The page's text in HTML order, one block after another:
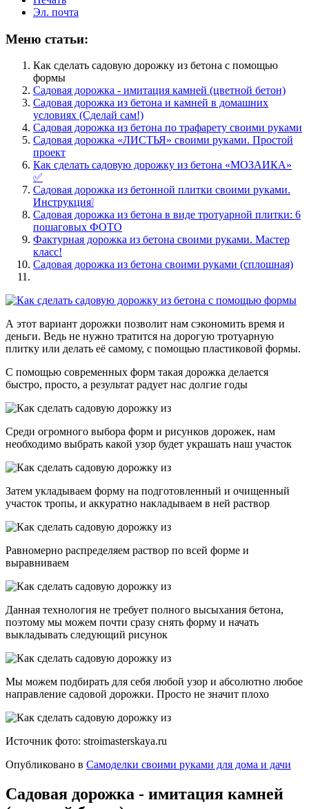
Эл. почта
Меню статьи:
Как сделать садовую дорожку из бетона с помощью
формы
Садовая дорожка - имитация камней (цветной бетон)
Садовая дорожка из бетона и камней в домашних
условиях (Сделай сам!)
Садовая дорожка из бетона по трафарету своими руками
Садовая дорожка «ЛИСТЬЯ» своими руками. Простой
проект
Как сделать садовую дорожку из бетона «МОЗАИКА»
✅
Садовая дорожка из бетонной плитки своими руками.
Инструкция❕
Садовая дорожка из бетона в виде тротуарной плитки: 6
пошаговых ФОТО
Фактурная дорожка из бетона своими руками. Мастер
класс!
Садовая дорожка из бетона своими руками (сплошная)
А этот вариант дорожки позволит нам сэкономить время и
деньги. Ведь не нужно тратится на дорогую тротуарную
плитку или делать её самому, с помощью пластиковой формы.
С помощью современных форм такая дорожка делается
быстро, просто, а результат радует нас долгие годы
Среди огромного выбора форм и рисунков дорожек, нам
необходимо выбрать какой узор будет украшать наш участок
Затем укладываем форму на подготовленный и очищенный
участок тропы, и аккуратно накладываем в ней раствор
Равномерно распределяем раствор по всей форме и
выравниваем
Данная технология не требует полного высыхания бетона,
поэтому мы можем почти сразу снять форму и начать
выкладывать следующий рисунок
Мы можем подбирать для себя любой узор и абсолютно любое
направление садовой дорожки. Просто не значит плохо
Источник фото: stroimasterskaya.ru
Опубликовано в Самоделки своими руками для дома и дачи
Садовая дорожка - имитация камней